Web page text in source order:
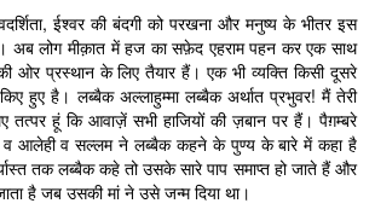
ईश्वर की बंदगी को परखना और मनुष्य के भीतर इस
अब लोग मीक़ात में हज का सफ़ेद एहराम पहन कर एक साथ
प्रस्थान के लिए तैयार हैं। एक भी व्यक्ति किसी दूसरे
हुए है। लब्बैक अल्लाहुम्मा लब्बैक अर्थात प्रभुवर! मैं तेरी
तत्पर हूं कि आवाज़ें सभी हाजियों की ज़बान पर हैं। पैग़म्बरे
व आलेही व सल्लम ने लब्बैक कहने के पुण्य के बारे में कहा है
तक लब्बैक कहे तो उसके सारे पाप समाप्त हो जाते हैं और
है जब उसकी मां ने उसे जन्म दिया था।